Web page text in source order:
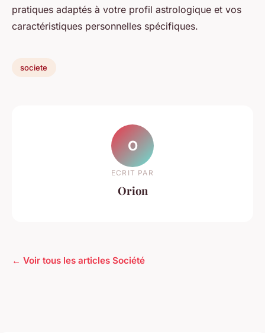
pratiques adaptés à votre profil astrologique et vos
caractéristiques personnelles spécifiques.
societe
O
ECRIT PAR
Orion
← Voir tous les articles Société